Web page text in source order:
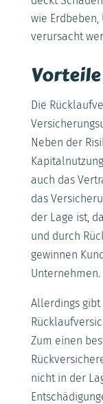
wie
verursacht
Die
Neben der
auch das
das
der Lage ist,
und durch
gewinnen
Unternehmen.
Allerdings gibt
Zum einen
nicht in der